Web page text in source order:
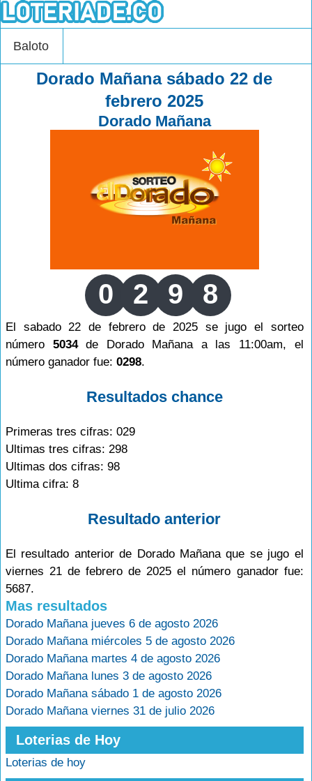
Baloto
Dorado Mañana sábado 22 de
febrero 2025
Dorado Mañana
0 2 9 8
El sabado 22 de febrero de 2025 se jugo el sorteo
número 5034de Dorado Mañana a las 11:00am, el
número ganador fue: 0298.
Resultados chance
Primeras tres cifras: 029
Ultimas tres cifras: 298
Ultimas dos cifras: 98
Ultima cifra: 8
Resultado anterior
El resultado anterior de Dorado Mañana que se jugo el
viernes 21 de febrero de 2025 el número ganador fue:
5687.
Mas resultados
Dorado Mañana jueves 6 de agosto 2026
Dorado Mañana miércoles 5 de agosto 2026
Dorado Mañana martes 4 de agosto 2026
Dorado Mañana lunes 3 de agosto 2026
Dorado Mañana sábado 1 de agosto 2026
Dorado Mañana viernes 31 de julio 2026
Loterias de Hoy
Loterias de hoy